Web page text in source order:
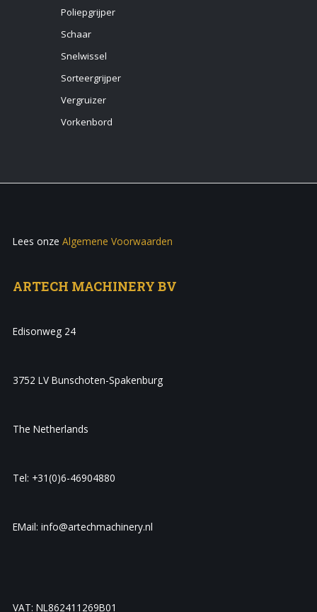
Poliepgrijper
Schaar
Snelwissel
Sorteergrijper
Vergruizer
Vorkenbord
Lees onze Algemene Voorwaarden
ARTECH MACHINERY BV
Edisonweg 24
3752 LV Bunschoten-Spakenburg
The Netherlands
Tel: +31(0)6-46904880
EMail: info@artechmachinery.nl
VAT: NL862411269B01